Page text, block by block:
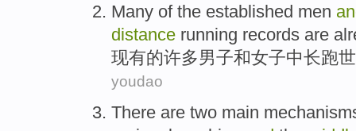
Many of the established men
distance running records are
现有的许多男子和女子中长跑
youdao
There are two main